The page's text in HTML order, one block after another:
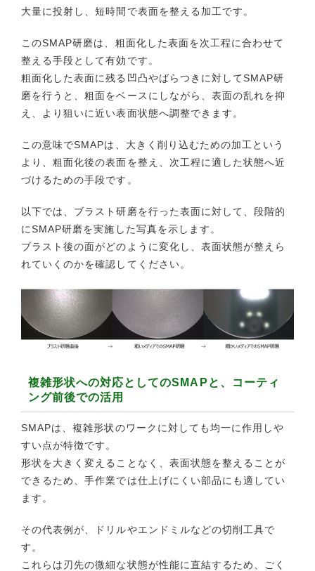
大量に投射し、短時間で表面を整える加工です。
このSMAP研磨は、粗面化した表面を次工程に合わせて
整える手段として有効です。
粗面化した表面に残る凹凸やばらつきに対してSMAP研
磨を行うと、粗面をベースにしながら、表面の乱れを抑
え、より狙いに近い表面状態へ調整できます。
この意味でSMAPは、大きく削り込むための加工という
より、粗面化後の表面を整え、次工程に適した状態へ近
づけるための手段です。
以下では、ブラスト研磨を行った表面に対して、段階的
にSMAP研磨を実施した写真を示します。
ブラスト後の面がどのように変化し、表面状態が整えら
れていくのかを確認してください。
複雑形状への対応としてのSMAPと、コーティ
ング前後での活用
SMAPは、複雑形状のワークに対しても均一に作用しや
すい点が特徴です。
形状を大きく変えることなく、表面状態を整えることが
できるため、手作業では仕上げにくい部品にも適してい
ます。
その代表例が、ドリルやエンドミルなどの切削工具で
す。
これらは刃先の微細な状態が性能に直結するため、ごく